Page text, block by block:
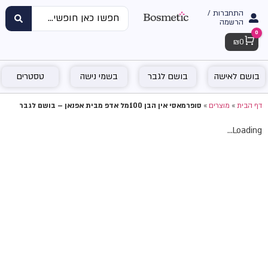
התחברות /
הרשמה
Cart
0
₪ 0
בושם לאישה בושם לגבר בשמי נישה טסטרים
דף הבית»מוצרים»סופרמאסי אין הבן 100מל אדפ מבית אפנאן – בושם לגבר
Loading...